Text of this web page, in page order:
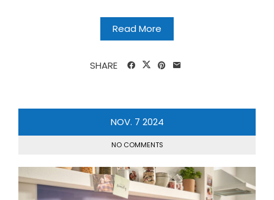
Read More
SHARE
NOV. 7 2024
NO COMMENTS